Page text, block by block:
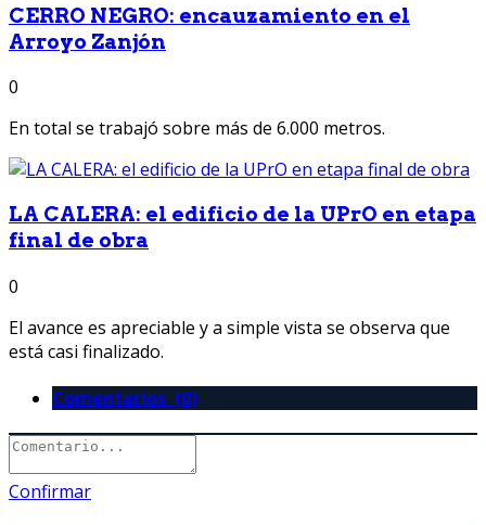
CERRO NEGRO: encauzamiento en el
Arroyo Zanjón
0
En total se trabajó sobre más de 6.000 metros.
LA CALERA: el edificio de la UPrO en etapa
final de obra
0
El avance es apreciable y a simple vista se observa que
está casi finalizado.
Comentarios (0)
Confirmar